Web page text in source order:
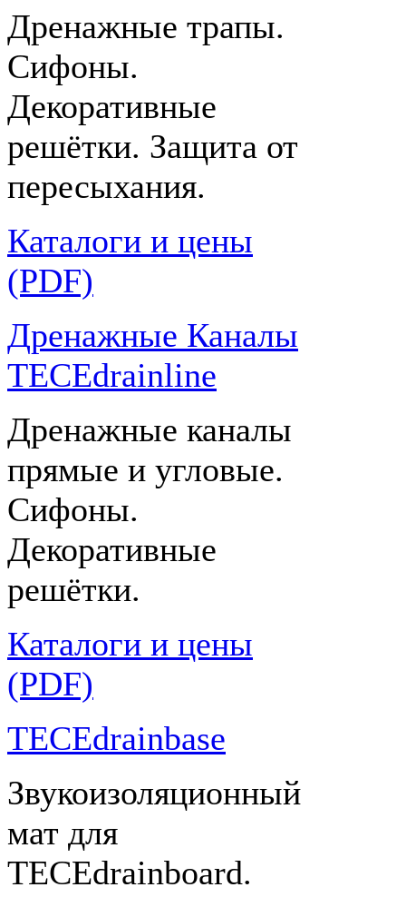
Дренажные трапы.
Сифоны.
Декоративные
решётки. Защита от
пересыхания.
Каталоги и цены
(PDF)
Дренажные Каналы
TECEdrainline
Дренажные каналы
прямые и угловые.
Сифоны.
Декоративные
решётки.
Каталоги и цены
(PDF)
TECEdrainbase
Звукоизоляционный
мат для
TECEdrainboard.